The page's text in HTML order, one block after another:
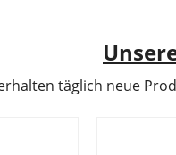
täglich neue